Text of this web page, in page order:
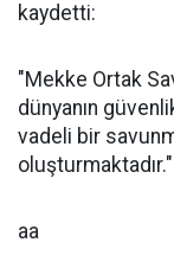
kaydetti:
"Mekke Ortak
dünyanın
vadeli bir
oluşturmaktadır."
aa